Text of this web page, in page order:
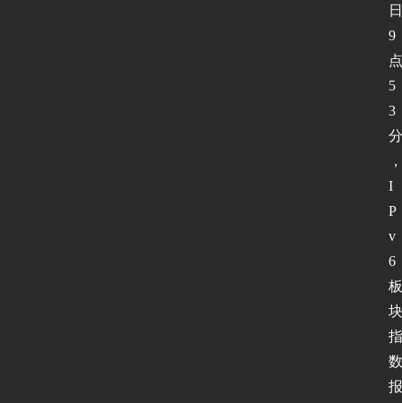
日
9
点
5
3
分
，
I
P
v
6
板
块
指
数
报